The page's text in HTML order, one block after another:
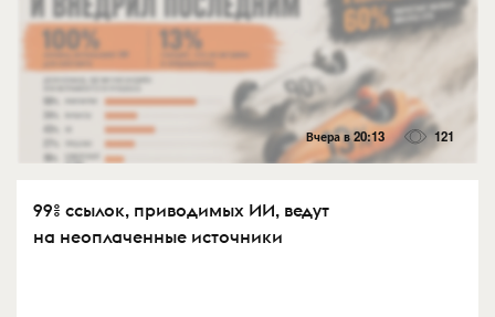
Вчера в 20:13 121
99% ссылок, приводимых ИИ, ведут
на неоплаченные источники